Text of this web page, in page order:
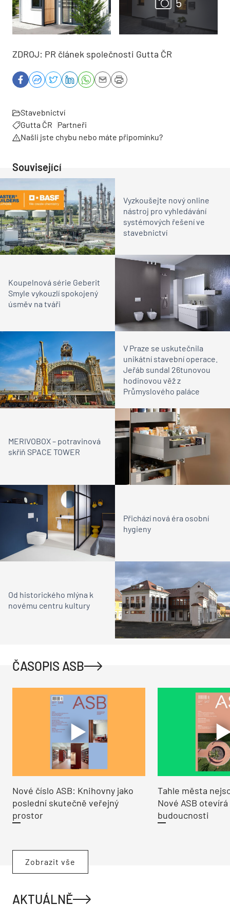
ZDROJ: PR článek společnosti Gutta ČR
Stavebnictví
Gutta ČR
Partneři
Našli jste chybu nebo máte připomínku?
Související
Vyzkoušejte nový online
nástroj pro vyhledávání
systémových řešení ve
stavebnictví
Koupelnová série Geberit
Smyle vykouzlí spokojený
úsměv na tváři
V Praze se uskutečnila
unikátní stavební operace.
Jeřáb sundal 26tunovou
hodinovou věž z
Průmyslového paláce
MERIVOBOX – potravinová
skříň SPACE TOWER
Přichází nová éra osobní
hygieny
Od historického mlýna k
novému centru kultury
ČASOPIS ASB
Nové číslo ASB: Knihovny jako
poslední skutečně veřejný
prostor
Tahle města
Nové ASB
budoucnosti
Zobrazit vše
AKTUÁLNĚ